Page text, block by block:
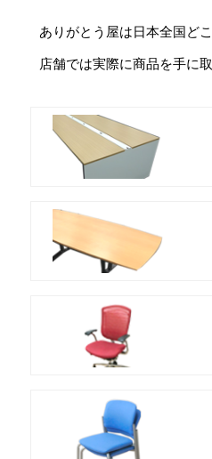
ありがとう屋は日本全国ど
店舗では実際に商品を手に